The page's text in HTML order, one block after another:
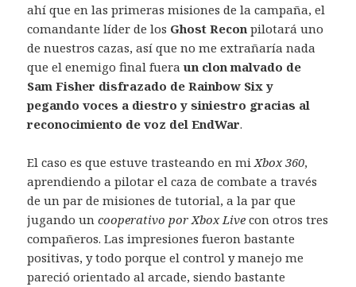
ahí que en las primeras misiones de la campaña, el
comandante líder de los Ghost Recon pilotará uno
de nuestros cazas, así que no me extrañaría nada
que el enemigo final fueraun clon malvado de
Sam Fisher disfrazado de Rainbow Six y
pegando voces a diestro y siniestro gracias al
reconocimiento de voz del EndWar.
El caso es que estuve trasteando en miXbox 360,
aprendiendo a pilotar el caza de combate a través
de un par de misiones de tutorial, a la par que
jugando uncooperativo por Xbox Live con otros tres
compañeros. Las impresiones fueron bastante
positivas, y todo porque el control y manejo me
pareció orientado al arcade, siendo bastante